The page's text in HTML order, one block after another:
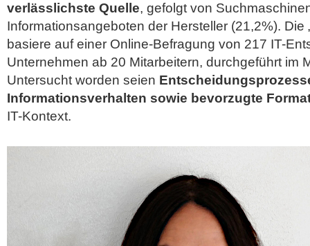
verlässlichste Quelle, gefolgt von
Informationsangeboten der Hersteller (21,2%). Die
basiere auf einer Online-Befragung von 217 IT-
Unternehmen ab 20 Mitarbeitern, durchgeführt im
Untersucht worden seien
Informationsverhalten sowie bevorzugte
IT-Kontext.